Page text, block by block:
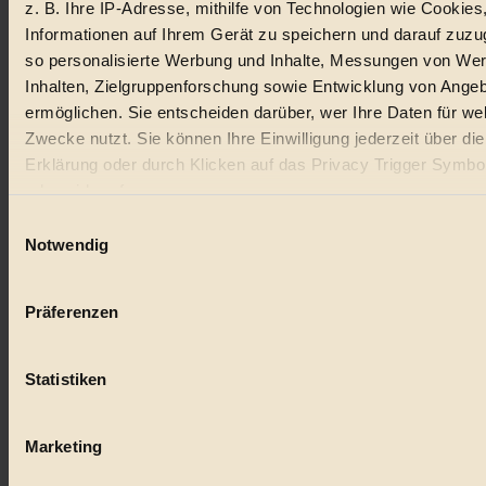
z. B. Ihre IP-Adresse, mithilfe von Technologien wie
Informationen auf Ihrem Gerät zu speichern und darauf
so personalisierte Werbung und Inhalte, Messungen von
Inhalten, Zielgruppenforschung sowie Entwicklung von
ermöglichen. Sie entscheiden darüber, wer Ihre Daten für
Zwecke nutzt. Sie können Ihre Einwilligung jederzeit über
Erklärung oder durch Klicken auf das Privacy Trigger
oder widerrufen
Wenn Sie es erlauben, würden wir auch gerne:
Ihr Gerät durch aktives Scannen nach bestimmten
Erfahren Sie mehr darüber, wie Ihre persönlichen Daten
Notwendig
Präferenzen
Statistiken
Marketing
Lebensmittel
nachhaltig